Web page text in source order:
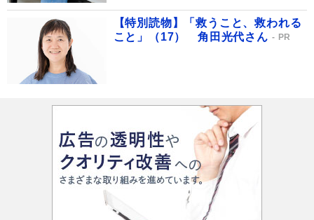
【特別読物】「救うこと、救われる
こと」（17） 角田光代さん
PR